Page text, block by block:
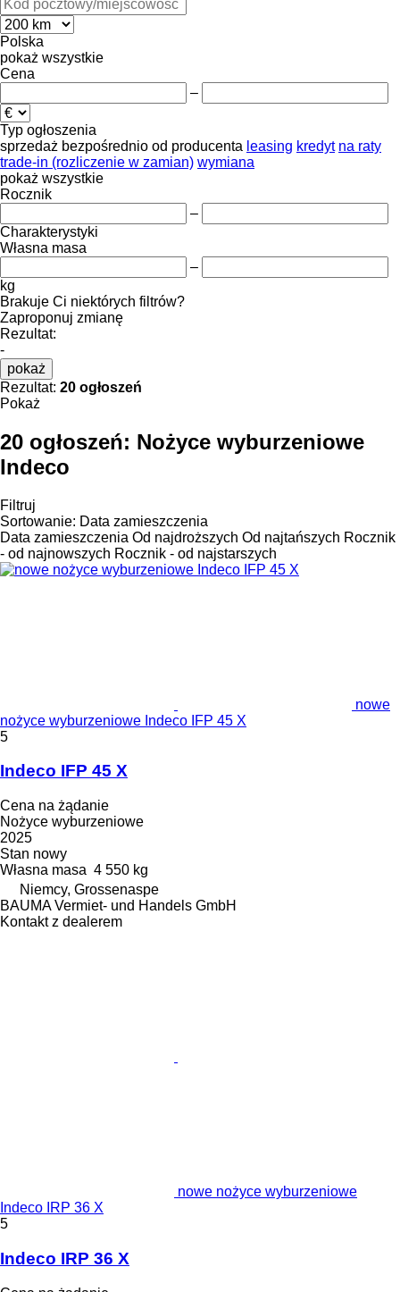
Polska
pokaż wszystkie
Cena
–
Typ ogłoszenia
sprzedaż bezpośrednio od producenta leasing kredyt na raty
trade-in (rozliczenie w zamian) wymiana
pokaż wszystkie
Rocznik
–
Charakterystyki
Własna masa
–
kg
Brakuje Ci niektórych filtrów?
Zaproponuj zmianę
Rezultat:
-
pokaż
Rezultat: 20 ogłoszeń
Pokaż
20 ogłoszeń: Nożyce wyburzeniowe
Indeco
Filtruj
Sortowanie: Data zamieszczenia
Data zamieszczenia Od najdroższych Od najtańszych Rocznik
- od najnowszych Rocznik - od najstarszych
nowe
nożyce wyburzeniowe Indeco IFP 45 X
5
Indeco IFP 45 X
Cena na żądanie
Nożyce wyburzeniowe
2025
Stan nowy
Własna masa 4 550 kg
Niemcy, Grossenaspe
BAUMA Vermiet- und Handels GmbH
Kontakt z dealerem
nowe nożyce wyburzeniowe
Indeco IRP 36 X
5
Indeco IRP 36 X